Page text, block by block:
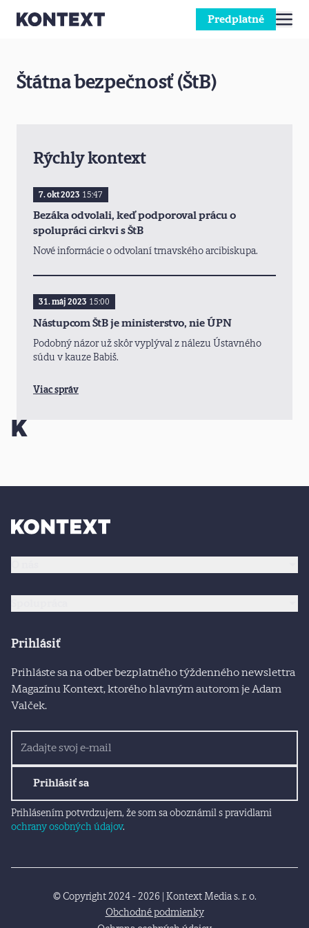
Predplatné
Štátna bezpečnosť (ŠtB)
Rýchly kontext
7. okt 2023 15:47
Bezáka odvolali, keď podporoval prácu o
spolupráci cirkvi s ŠtB
Nové informácie o odvolaní trnavského arcibiskupa.
31. máj 2023 15:00
Nástupcom ŠtB je ministerstvo, nie ÚPN
Podobný názor už skôr vyplýval z nálezu Ústavného
súdu v kauze Babiš.
Viac správ
Prihlásiť
Prihláste sa na odber bezplatného týždenného newslettra
Magazínu Kontext, ktorého hlavným autorom je Adam
Valček.
Prihlásiť sa
Prihlásením potvrdzujem, že som sa oboznámil s pravidlami
ochrany osobných údajov.
© Copyright 2024 - 2026 | Kontext Media s. r. o.
Obchodné podmienky